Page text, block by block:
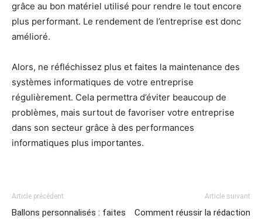
grâce au bon matériel utilisé pour rendre le tout encore
plus performant. Le rendement de l’entreprise est donc
amélioré.
Alors, ne réfléchissez plus et faites la maintenance des
systèmes informatiques de votre entreprise
régulièrement. Cela permettra d’éviter beaucoup de
problèmes, mais surtout de favoriser votre entreprise
dans son secteur grâce à des performances
informatiques plus importantes.
Article précédent
Ballons personnalisés : faites
Article suivant
Comment réussir la rédaction